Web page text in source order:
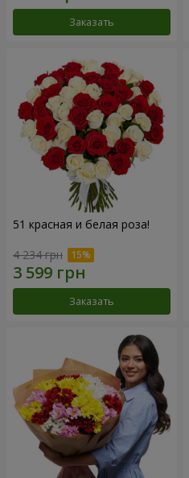
Заказать
51 красная и белая роза!
4 234 грн
Заказать